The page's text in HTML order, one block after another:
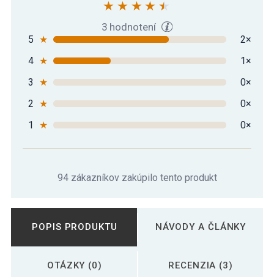
3 hodnotení
5 ★
2×
4 ★
1×
3
★
0×
2 ★
0×
1
★ 0×
94 zákazníkov zakúpilo tento produkt
POPIS PRODUKTU NÁVODY A ČLÁNKY
OTÁZKY (0) RECENZIA (3)